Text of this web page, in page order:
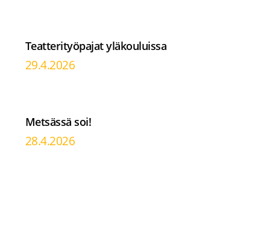
Teatterityöpajat yläkouluissa
29.4.2026
Metsässä soi!
28.4.2026